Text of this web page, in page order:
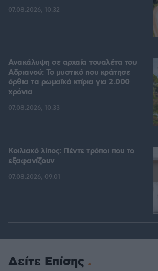
07.08.2026, 10:32
Ανακάλυψη σε αρχαία τουαλέτα του
Αδριανού: Το μυστικό που κράτησε
όρθια τα ρωμαϊκά κτίρια για 2.000
χρόνια
07.08.2026, 10:33
Κοιλιακό λίπος: Πέντε τρόποι που το
εξαφανίζουν
07.08.2026, 09:01
Δείτε Επίσης